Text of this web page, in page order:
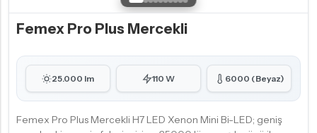
Femex Pro Plus Mercekli
25.000 lm 110 W 6000 (Beyaz)
Femex Pro Plus Mercekli H7 LED Xenon Mini Bi-LED; geniş